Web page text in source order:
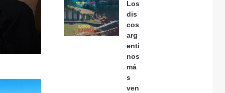
Los
dis
cos
arg
enti
nos
má
s
ven